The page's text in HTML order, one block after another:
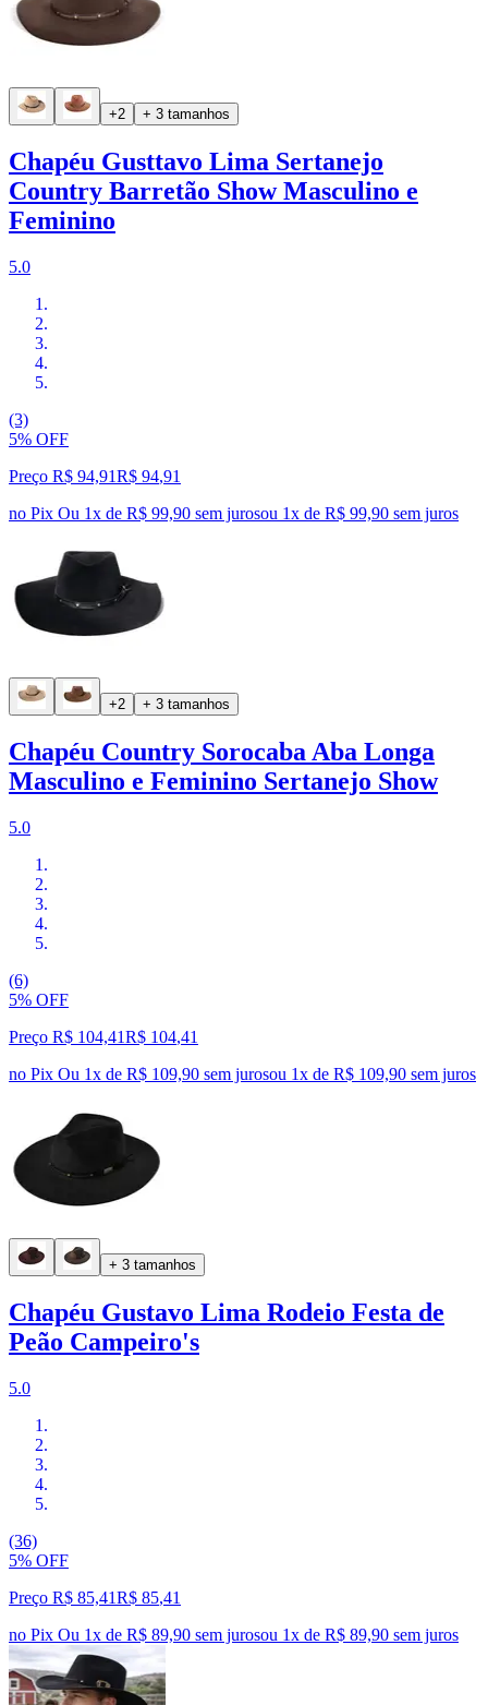
+2 + 3 tamanhos
Chapéu Gusttavo Lima Sertanejo
Country Barretão Show Masculino e
Feminino
5.0
(3)
5% OFF
Preço R$ 94,91R$ 94,91
no Pix Ou 1x de R$ 99,90 sem jurosou 1x de R$ 99,90 sem juros
+2 + 3 tamanhos
Chapéu Country Sorocaba Aba Longa
Masculino e Feminino Sertanejo Show
5.0
(6)
5% OFF
Preço R$ 104,41R$ 104,41
no Pix Ou 1x de R$ 109,90 sem jurosou 1x de R$ 109,90 sem juros
+ 3 tamanhos
Chapéu Gustavo Lima Rodeio Festa de
Peão Campeiro's
5.0
(36)
5% OFF
Preço R$ 85,41R$ 85,41
no Pix Ou 1x de R$ 89,90 sem jurosou 1x de R$ 89,90 sem juros